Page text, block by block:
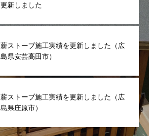
更新しました
薪ストーブ施工実績を更新しました（広
島県安芸高田市）
薪ストーブ施工実績を更新しました（広
島県庄原市）